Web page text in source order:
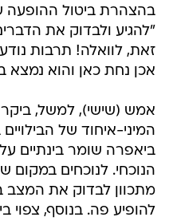
בהצהרת ביטול ההופעה
"להגיע ולבדוק את
זאת, לוואלה! תרבות
אכן נחת כאן והוא נמצא
אמש (שישי), למשל,
ביאפרה שומר בינתיים על
הנוכחי. לנוכחים במקום
מתכוון לבדוק את המצב
להופיע פה. בנוסף,